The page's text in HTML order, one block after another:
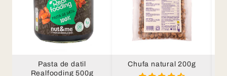
Pasta de datil
Realfooding 500g
Chufa natural 200g